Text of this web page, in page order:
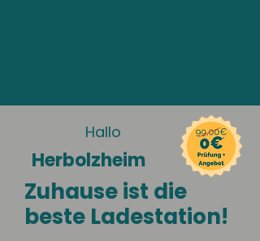
Hallo
Herbolzheim
Zuhause ist die
beste Ladestation!